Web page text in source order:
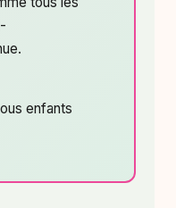
enfants